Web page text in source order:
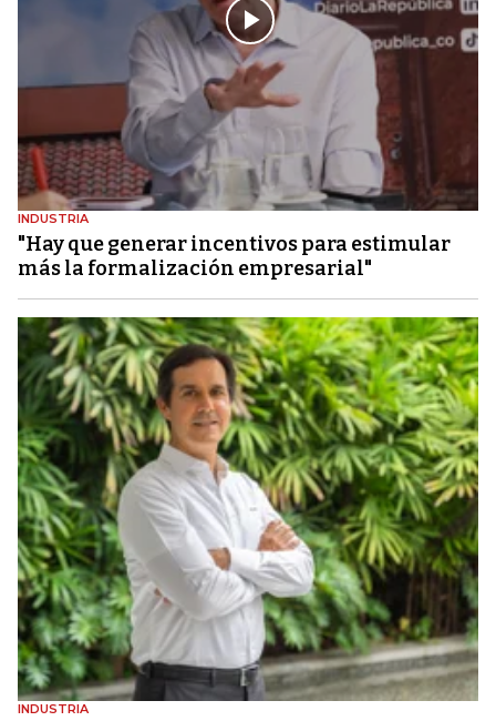
INDUSTRIA
"Hay que generar incentivos para estimular
más la formalización empresarial"
INDUSTRIA